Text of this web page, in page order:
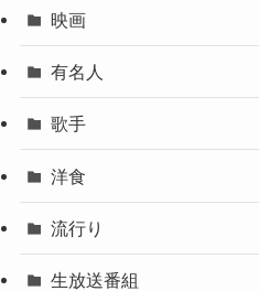
映画
有名人
歌手
洋食
流行り
生放送番組